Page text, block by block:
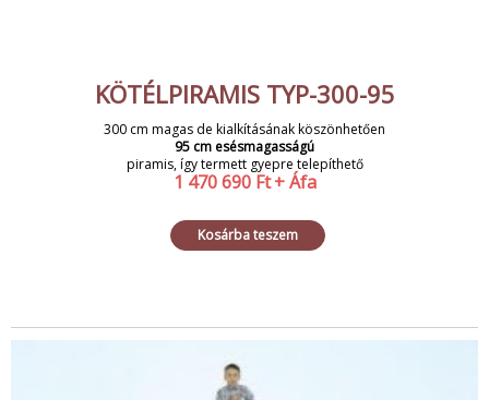
KÖTÉLPIRAMIS TYP-300-95
300 cm magas de kialkításának köszönhetően
95 cm esésmagasságú
piramis, így termett gyepre telepíthető
1 470 690 Ft + Áfa
Kosárba teszem